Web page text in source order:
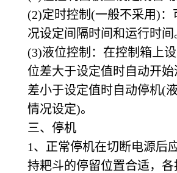
(2)定时控制(一般不采用)：
况设定间隔时间和运行时间
(3)液位控制：在控制箱上
位差大于设定值时自动开
差小于设定值时自动停机(
情况设定)。
三、停机
1、正常停机在切断电源后
持耙斗的停留位置合适，各